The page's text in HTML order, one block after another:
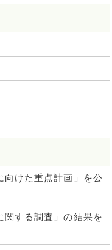
向けた重点計画」を公
関する調査」の結果を